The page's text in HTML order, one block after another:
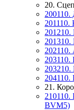
20.
200110.
202110.
204110.
21.
210110.
BVM5)